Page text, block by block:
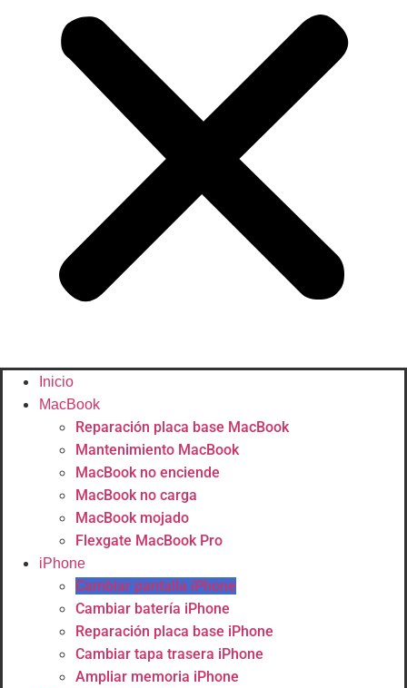
Inicio
MacBook
Reparación placa base MacBook
Mantenimiento MacBook
MacBook no enciende
MacBook no carga
MacBook mojado
Flexgate MacBook Pro
iPhone
Cambiar pantalla iPhone
Cambiar batería iPhone
Reparación placa base iPhone
Cambiar tapa trasera iPhone
Ampliar memoria iPhone